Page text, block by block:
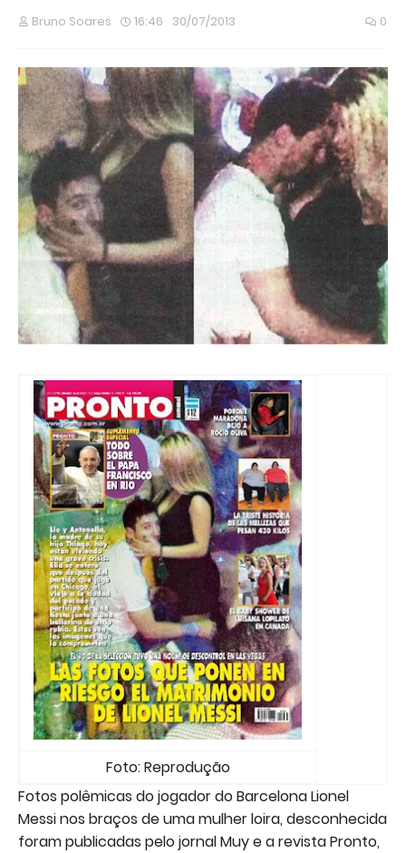
Bruno Soares 16:46 30/07/2013 0
Foto: Reprodução
Fotos polêmicas do jogador do Barcelona Lionel
Messi nos braços de uma mulher loira, desconhecida
foram publicadas pelo jornal Muy e a revista Pronto,